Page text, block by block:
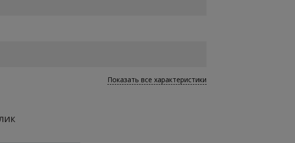
Показать все характеристики